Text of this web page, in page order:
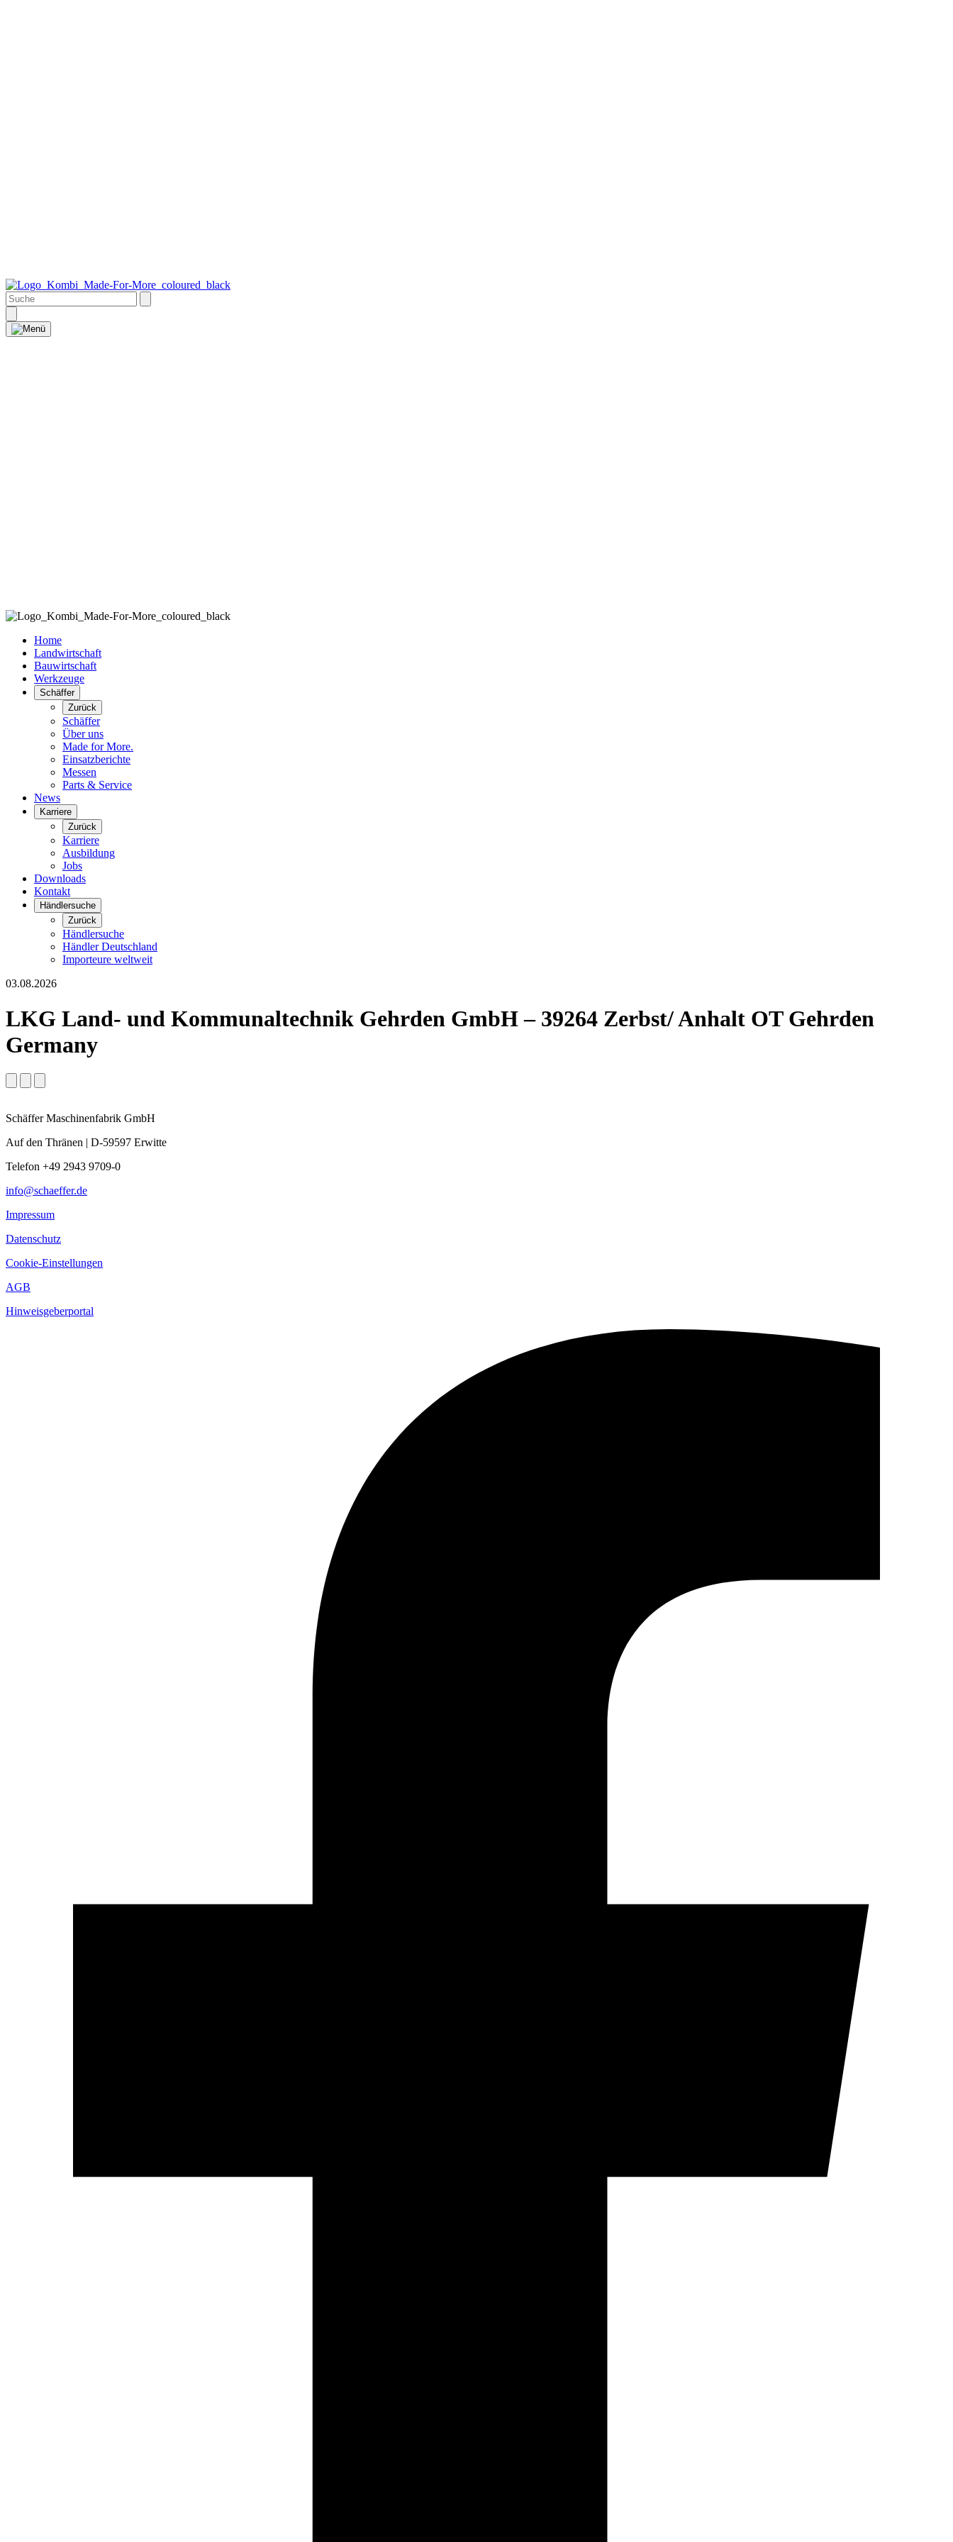
Home
Landwirtschaft
Bauwirtschaft
Werkzeuge
Schäffer
Zurück
Schäffer
Über uns
Made for More.
Einsatzberichte
Messen
Parts & Service
News
Karriere
Zurück
Karriere
Ausbildung
Jobs
Downloads
Kontakt
Händlersuche
Zurück
Händlersuche
Händler Deutschland
Importeure weltweit
03.08.2026
LKG Land- und Kommunaltechnik Gehrden GmbH – 39264 Zerbst/ Anhalt OT Gehrden
Germany
Schäffer Maschinenfabrik GmbH
Auf den Thränen | D-59597 Erwitte
Telefon +49 2943 9709-0
info@schaeffer.de
Impressum
Datenschutz
Cookie-Einstellungen
AGB
Hinweisgeberportal